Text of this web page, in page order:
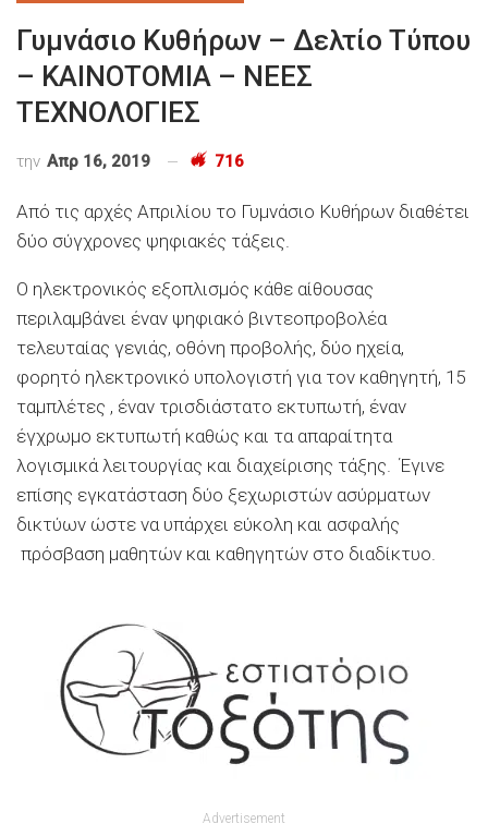
Γυμνάσιο Κυθήρων – Δελτίο Τύπου
– ΚΑΙΝΟΤΟΜΙΑ – ΝΕΕΣ
ΤΕΧΝΟΛΟΓΙΕΣ
την Απρ 16, 2019 716
Από τις αρχές Απριλίου το Γυμνάσιο Κυθήρων διαθέτει
δύο σύγχρονες ψηφιακές τάξεις.
Ο ηλεκτρονικός εξοπλισμός κάθε αίθουσας
περιλαμβάνει έναν ψηφιακό βιντεοπροβολέα
τελευταίας γενιάς, οθόνη προβολής, δύο ηχεία,
φορητό ηλεκτρονικό υπολογιστή για τον καθηγητή, 15
ταμπλέτες , έναν τρισδιάστατο εκτυπωτή, έναν
έγχρωμο εκτυπωτή καθώς και τα απαραίτητα
λογισμικά λειτουργίας και διαχείρισης τάξης. Έγινε
επίσης εγκατάσταση δύο ξεχωριστών ασύρματων
δικτύων ώστε να υπάρχει εύκολη και ασφαλής
πρόσβαση μαθητών και καθηγητών στο διαδίκτυο.
Advertisement